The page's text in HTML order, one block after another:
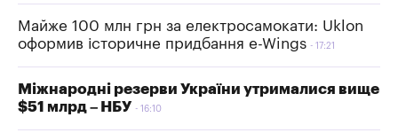
Майже 100 млн грн за електросамокати: Uklon
оформив історичне придбання e-Wings
17:21
Міжнародні резерви України утрималися вище
$51 млрд – НБУ
16:10